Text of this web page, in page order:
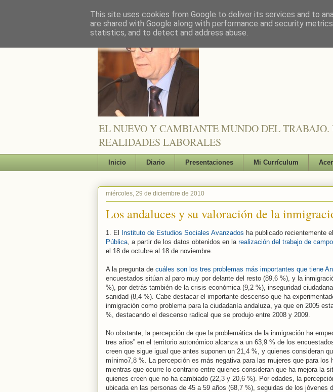
EL NUEVO Y CAMBIANTE MUNDO DEL
REALIDADES LABORALES
Inicio Diario Presentaciones Mi Currículum
miércoles, 29 de diciembre de 2010
Los andaluces y su valoración de la
1. El Instituto de Estudios Sociales Avanzados ha publicado recientemente el
Pública , a partir de los datos obtenidos en la realización del trabajo de campo
el 18 de octubre al 18 de noviembre.
A la pregunta de cuáles son los tres problemas más importantes que tiene
encuestados sitúan al paro muy por delante del resto (89,6 %), y la
%), por detrás también de la crisis económica (9,2 %), inseguridad
sanidad (8,4 %). Cabe destacar el importante descenso que ha
inmigración como problema para la ciudadanía andaluza, ya que en 2005
%, destacando el descenso radical que se produjo entre 2008 y 2009.
No obstante, la percepción de que la problemática de la inmigración ha
tres años” en el territorio autonómico alcanza a un 63,9 % de los
creen que sigue igual que antes suponen un 21,4 %, y quienes consideran
mínimo7,8 %. La percepción es más negativa para las mujeres que para los
mientras que ocurre lo contrario entre quienes consideran que ha mejora la
quienes creen que no ha cambiado (22,3 y 20,6 %). Por edades, la
ubicada en las personas de 45 a 59 años (68,7 %), seguidas de los jóvenes
This site uses cookies from Google to deliver its services and to
are shared with Google along with performance and security
statistics, and to detect and address abuse.